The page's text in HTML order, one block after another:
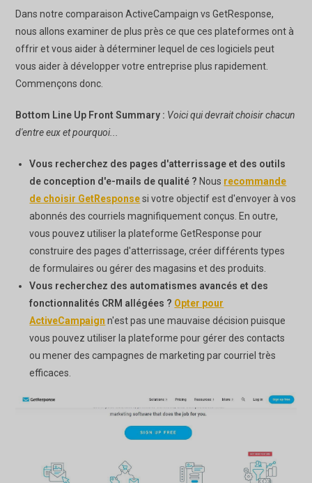
Dans notre comparaison ActiveCampaign vs GetResponse,
nous allons examiner de plus près ce que ces plateformes ont à
offrir et vous aider à déterminer lequel de ces logiciels peut
vous aider à développer votre entreprise plus rapidement.
Commençons donc.
Bottom Line Up Front Summary : Voici qui devrait choisir chacun
d'entre eux et pourquoi...
Vous recherchez des pages d'atterrissage et des outils
de conception d'e-mails de qualité ? Nous recommande
de choisir GetResponsesi votre objectif est d'envoyer à vos
abonnés des courriels magnifiquement conçus. En outre,
vous pouvez utiliser la plateforme GetResponse pour
construire des pages d'atterrissage, créer différents types
de formulaires ou gérer des magasins et des produits.
Vous recherchez des automatismes avancés et des
fonctionnalités CRM allégées ? Opter pour
ActiveCampaign n'est pas une mauvaise décision puisque
vous pouvez utiliser la plateforme pour gérer des contacts
ou mener des campagnes de marketing par courriel très
efficaces.